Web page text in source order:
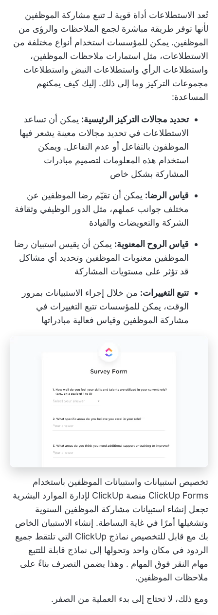
تُعد الاستطلاعات أداة قوية لـ تتبع مشاركة الموظفين
لأنها توفر طريقة مباشرة لجمع الملاحظات والرؤى من
الموظفين. يمكن للمؤسسات استخدام أنواع مختلفة من
الاستطلاعات، مثل استمارات ملاحظات الموظفين،
واستطلاعات الرأي واستطلاعات النبض واستطلاعات
مجموعات التركيز وما إلى ذلك. إليك كيف يمكنهم
المساعدة:
تحديد مجالات التركيز الرئيسية: يمكن أن تساعد
الاستطلاعات في تحديد مجالات معينة يشعر فيها
الموظفون بالتفاعل أو عدم التفاعل. ويمكن
استخدام هذه المعلومات لتصميم مبادرات
المشاركة بشكل خاص
قياس الرضا: يمكن أن تقيّم رضا الموظفين عن
مختلف جوانب عملهم، مثل الدور الوظيفي وثقافة
الشركة والتعويضات والقيادة
قياس الروح المعنوية: يمكن أن يقيس استبيان رضا
الموظفين معنويات الموظفين وتحديد أي مشاكل
قد تؤثر على مستويات المشاركة
تتبع التغييرات: من خلال إجراء الاستبيانات بمرور
الوقت، يمكن للمؤسسات تتبع التغييرات في
مشاركة الموظفين وقياس فعالية مبادراتها
تخصيص استبيانات واستبيانات الموظفين باستخدام
ClickUp Forms منصة ClickUp لإدارة الموارد البشرية
تجعل إنشاء استبيانات مشاركة الموظفين السنوية
وتشغيلها أمرًا في غاية البساطة. إنشاء الاستبيان الخاص
بك مع قابل للتخصيص نماذج ClickUp
التي تلتقط جميع
الردود في مكان واحد وتحولها إلى نماذج قابلة للتتبع
مهام النقر فوق المهام . وهذا يضمن التصرف بناءً على
ملاحظات الموظفين.
ومع ذلك، لا تحتاج إلى بدء العملية من الصفر.